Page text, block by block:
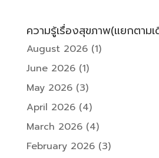
ความรู้เรื่องสุขภาพ(แยกตาม
August 2026(1)
June 2026(1)
May 2026(3)
April 2026(4)
March 2026(4)
February 2026(3)